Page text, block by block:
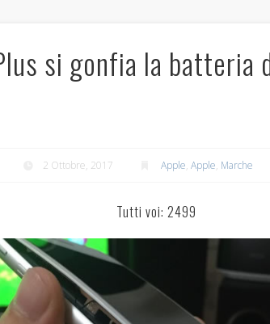
si gonfia la batteria
2 Ottobre, 2017 Apple,Apple, Marche
Tutti voi: 2499